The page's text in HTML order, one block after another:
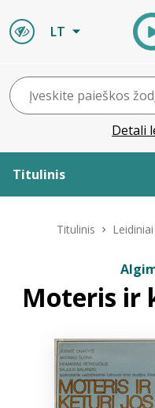
LT
Detali
Titulinis
ELVIS atvyksta
Naujienos
Bibliotekoms
Titulinis Leidiniai
Moteris ir